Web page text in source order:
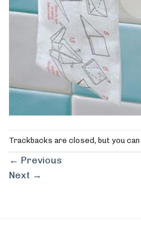
Trackbacks are closed, but you can
← Previous
Next →